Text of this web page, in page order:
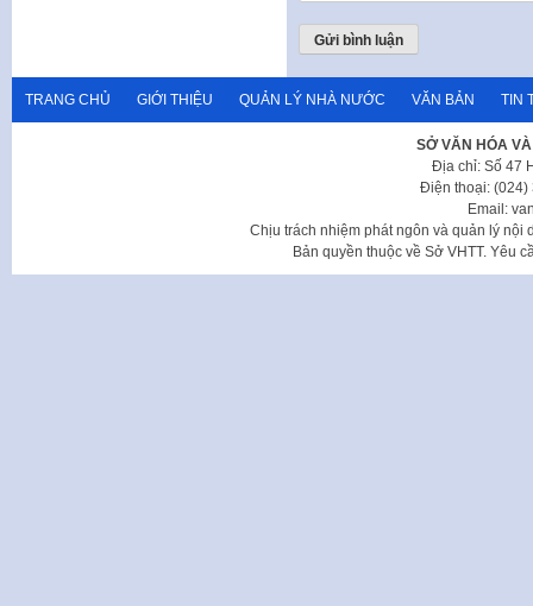
TRANG CHỦ GIỚI THIỆU QUẢN LÝ NHÀ NƯỚC VĂN BẢN TIN
SỞ VĂN HÓA
Địa chỉ: Số 47
Điện thoại: (024)
Email:
Chịu trách nhiệm phát ngôn và quản lý nội
Bản quyền thuộc về Sở VHTT. Yêu